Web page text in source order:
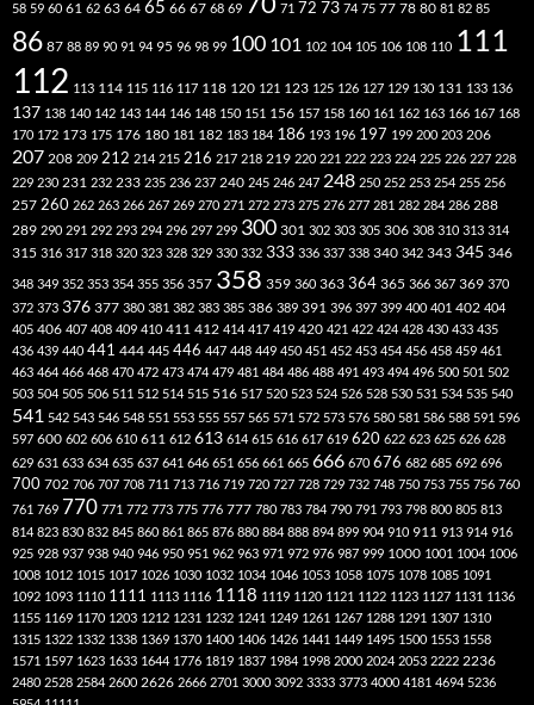
58 59 60 61 62 63 64 65 66 67 68 69 71 72 73 74 75 77 78 80 81 82 85
86 87 88 89 90 91 94 95 96 98 99 100 101 102 104 105 106 108 110 111
112 113 114 115 116 117 118 120 121 123 125 126 127 129 130 131 133 136
137 138 140 142 143 144 146 148 150 151 156 157 158 160 161 162 163 166 167 168
170 172 173 175 176 180 181 182 183 184 186 193 196 197 199 200 203 206
207 208 209 212 214 215 216 217 218 219 220 221 222 223 224 225 226 227 228
229 230 231 232 233 235 236 237 240 245 246 247 248 250 252 253 254 255 256
257 260 262 263 266 267 269 270 271 272 273 275 276 277 281 282 284 286 288
289 290 291 292 293 294 296 297 299 300 301 302 303 305 306 308 310 313 314
315 316 317 318 320 323 328 329 330 332 333 336 337 338 340 342 343 345 346
348 349 352 353 354 355 356 357 358 359 360 363 364 365 366 367 369 370
372 373 376 377 380 381 382 383 385 386 389 391 396 397 399 400 401 402 404
405 406 407 408 409 410 411 412 414 417 419 420 421 422 424 428 430 433 435
436 439 440 441 444 445 446 447 448 449 450 451 452 453 454 456 458 459 461
463 464 466 468 470 472 473 474 479 481 484 486 488 491 493 494 496 500 501 502
503 504 505 506 511 512 514 515 516 517 520 523 524 526 528 530 531 534 535 540
541 542 543 546 548 551 553 555 557 565 571 572 573 576 580 581 586 588 591 596
597 600 602 606 610 611 612 613 614 615 616 617 619 620 622 623 625 626 628
629 631 633 634 635 637 641 646 651 656 661 665 666 670 676 682 685 692 696
700 702 706 707 708 711 713 716 719 720 727 728 729 732 748 750 753 755 756 760
761 769 770 771 772 773 775 776 777 780 783 784 790 791 793 798 800 805 813
814 823 830 832 845 860 861 865 876 880 884 888 894 899 904 910 911 913 914 916
925 928 937 938 940 946 950 951 962 963 971 972 976 987 999 1000 1001 1004 1006
1008 1012 1015 1017 1026 1030 1032 1034 1046 1053 1058 1075 1078 1085 1091
1092 1093 1110 1111 1113 1116 1118 1119 1120 1121 1122 1123 1127 1131 1136
1155 1169 1170 1203 1212 1231 1232 1241 1249 1261 1267 1288 1291 1307 1310
1315 1322 1332 1338 1369 1370 1400 1406 1426 1441 1449 1495 1500 1553 1558
1571 1597 1623 1633 1644 1776 1819 1837 1984 1998 2000 2024 2053 2222 2236
2480 2528 2584 2600 2626 2666 2701 3000 3092 3333 3773 4000 4181 4694 5236